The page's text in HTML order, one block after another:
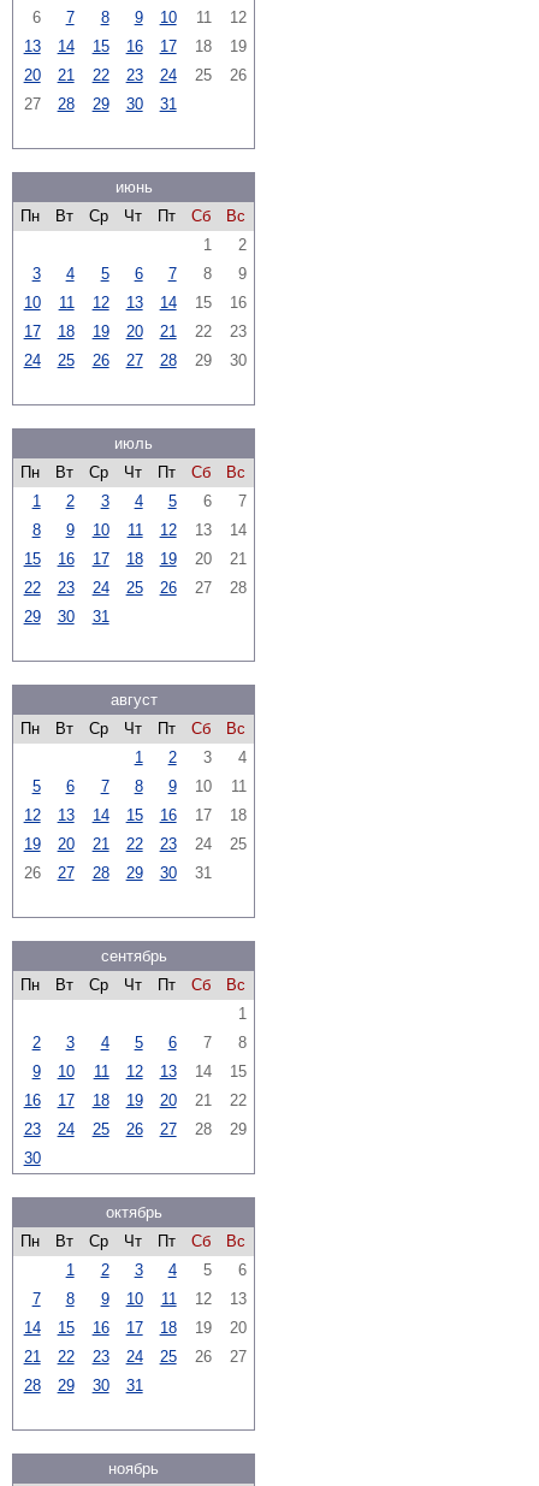
6
7 8 9 10 11
12
13
14 15 16 17 18
19
20
21 22 23 24 25
26
27
28 29 30 31
июнь
Пн
Вт Ср Чт Пт Сб
Вс
1
2
3
4 5 6 7 8
9
10
11 12 13 14 15
16
17
18 19 20 21 22
23
24
25 26 27 28 29 30
июль
Пн
Вт Ср Чт Пт Сб
Вс
1
2 3 4 5 6
7
8
9 10 11 12 13
14
15
16 17 18 19 20
21
22
23 24 25 26 27
28
29
30 31
август
Пн
Вт Ср Чт Пт Сб
Вс
1
2 3
4
5
6 7 8 9 10
11
12
13 14 15 16 17
18
19
20 21 22 23 24
25
26
27 28 29 30 31
сентябрь
Пн
Вт Ср Чт Пт Сб
Вс
1
2
3 4 5 6 7
8
9
10 11 12 13 14
15
16
17 18 19 20 21
22
23
24 25 26 27 28
29
30
октябрь
Пн
Вт Ср Чт Пт Сб
Вс
1
2 3 4 5
6
7
8 9 10 11 12
13
14
15 16 17 18 19
20
21
22 23 24 25 26
27
28
29 30 31
ноябрь